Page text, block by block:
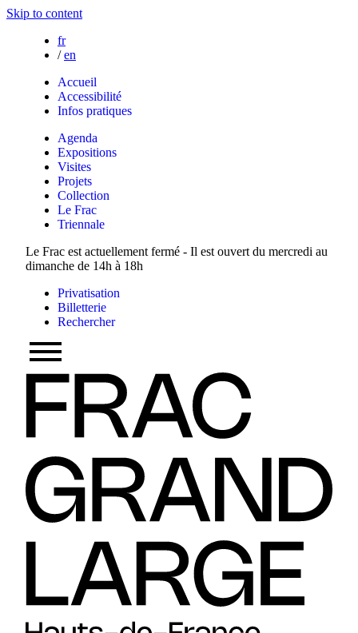
Skip to content
fr
/ en
Accueil
Accessibilité
Infos pratiques
Agenda
Expositions
Visites
Projets
Collection
Le Frac
Triennale
Le Frac est actuellement fermé - Il est ouvert du mercredi au
dimanche de 14h à 18h
Privatisation
Billetterie
Rechercher